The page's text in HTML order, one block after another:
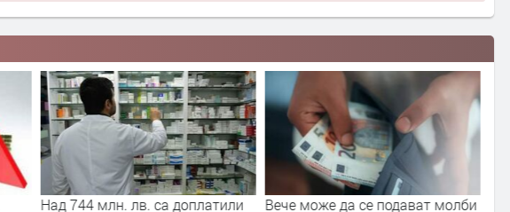
Над 744 млн. лв. са доплатили
Вече може да се подават молби